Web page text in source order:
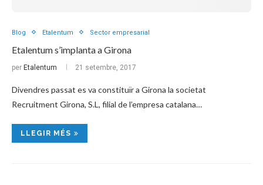
Blog Etalentum Sector empresarial
Etalentum s’implanta a Girona
per Etalentum 21 setembre, 2017
Divendres passat es va constituïr a Girona la societat
Recruitment Girona, S.L, filial de l’empresa catalana…
LLEGIR MÉS